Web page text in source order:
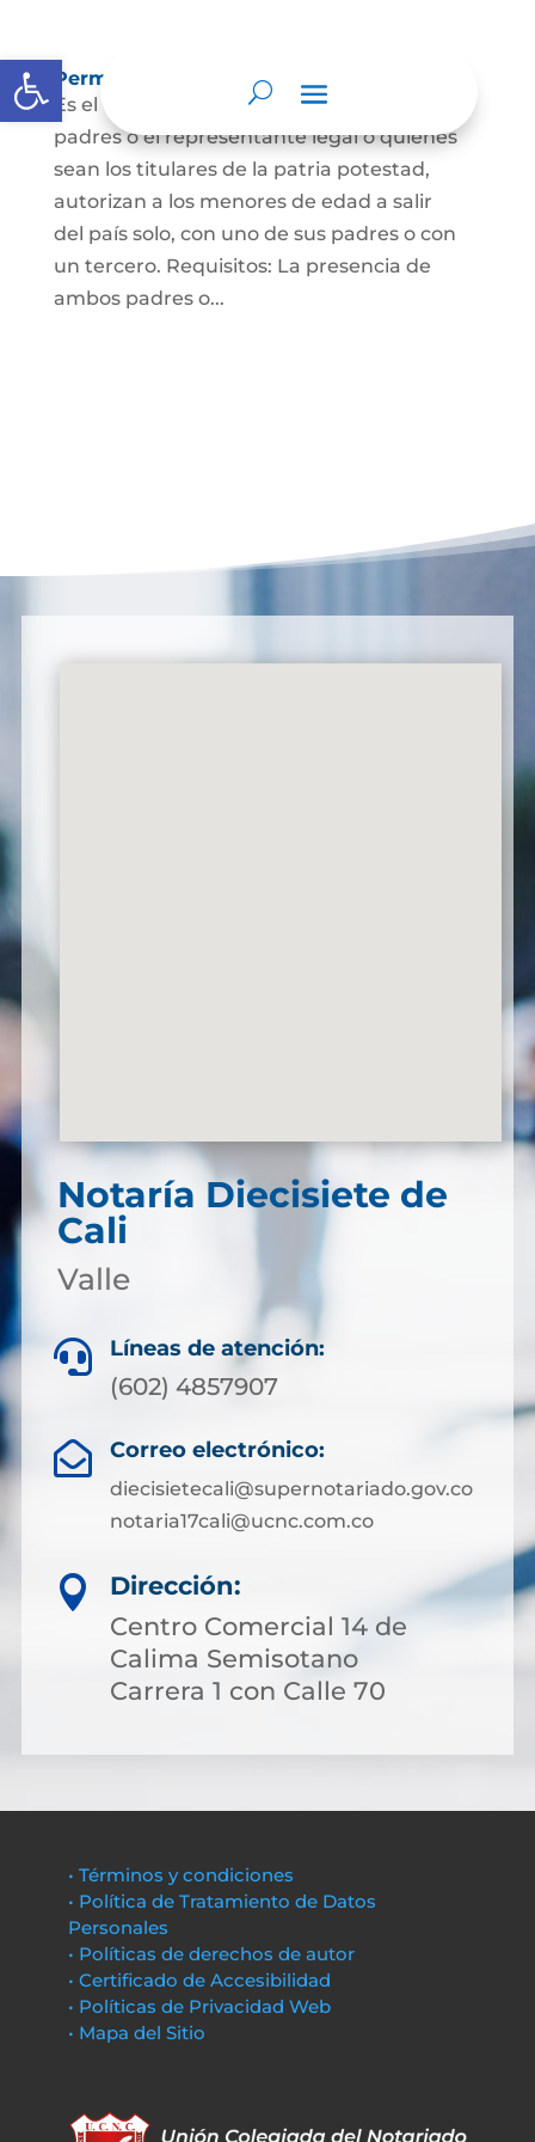
Abrir barra de herramientas
Permisos de salida de país temporal
Es el documento mediante el cual los
padres o el representante legal o quienes
sean los titulares de la patria potestad,
autorizan a los menores de edad a salir
del país solo, con uno de sus padres o con
un tercero. Requisitos: La presencia de
ambos padres o...
Notaría Diecisiete de
Cali
Valle
 Líneas de atención:
(602) 4857907
 Correo electrónico:
diecisietecali@supernotariado.gov.co
notaria17cali@ucnc.com.co

Dirección:
Centro Comercial 14 de
Calima Semisotano
Carrera 1 con Calle 70
• Términos y condiciones
• Política de Tratamiento de Datos
Personales
• Políticas de derechos de autor
• Certificado de Accesibilidad
• Políticas de Privacidad Web
• Mapa del Sitio